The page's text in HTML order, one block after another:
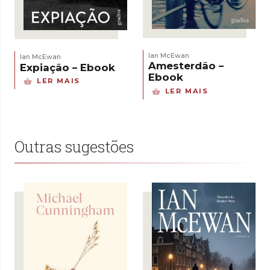
Ian McEwan
Expiação – Ebook
LER MAIS
Ian McEwan
Amesterdão –
Ebook
LER MAIS
Outras sugestões